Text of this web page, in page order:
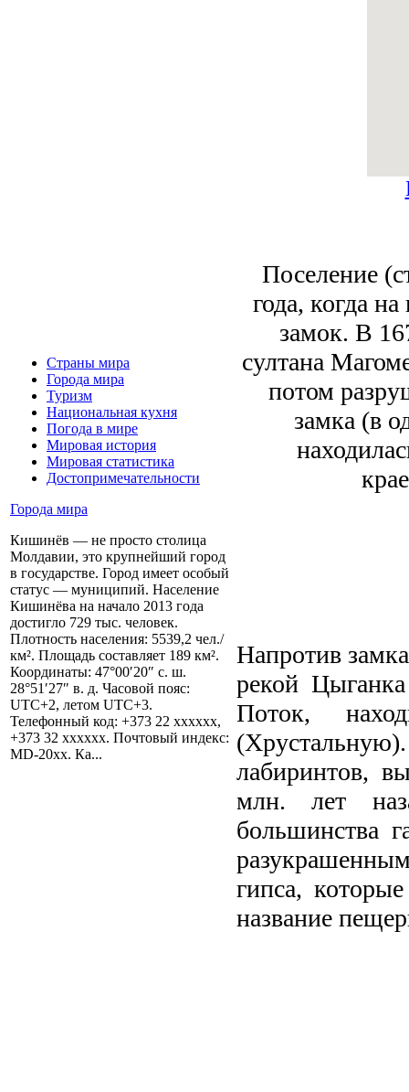
Страны мира
Города мира
Туризм
Национальная кухня
Погода в мире
Мировая история
Мировая статистика
Достопримечательности
Города мира
Кишинёв — не просто столица
Молдавии, это крупнейший город
в государстве. Город имеет особый
статус — муниципий. Население
Кишинёва на начало 2013 года
достигло 729 тыс. человек.
Плотность населения: 5539,2 чел./
км². Площадь составляет 189 км².
Координаты: 47°00′20″ с. ш.
28°51′27″ в. д. Часовой пояс:
UTC+2, летом UTC+3.
Телефонный код: +373 22 xxxxxx,
+373 32 xxxxxx. Почтовый индекс:
MD-20xx. Ка...
Поселение
года, когда
замок. В
султана
потом
замка (в
Напротив
рекой
Поток,
лабиринтов,
млн. лет
большинства
гипса,
название